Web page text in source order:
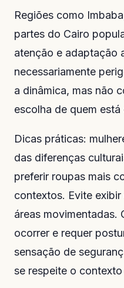
Regiões como
partes do Cairo
atenção e adaptação
necessariamente
a dinâmica, mas não
escolha de quem está
Dicas práticas:
das diferenças
preferir roupas mais
contextos. Evite
áreas movimentadas.
ocorrer e requer
sensação de
se respeite o contexto